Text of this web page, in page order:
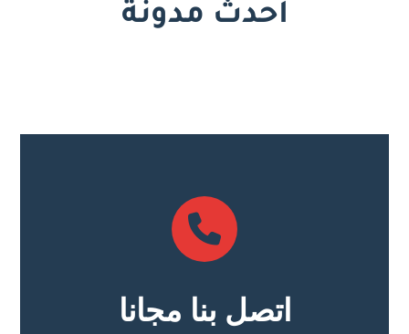
أحدث مدونة
اتصل بنا مجانا